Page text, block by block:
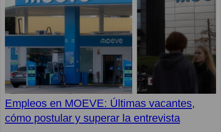
Empleos en MOEVE: Últimas vacantes,
cómo postular y superar la entrevista